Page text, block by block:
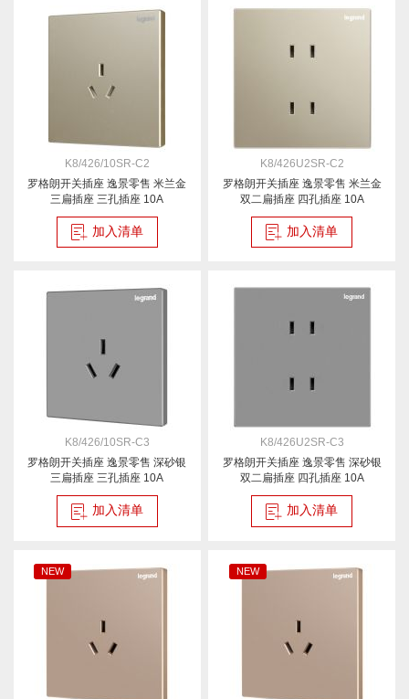
K8/426/10SR-C2
罗格朗开关插座 逸景零售 米兰金
三扁插座 三孔插座 10A
加入清单
K8/426U2SR-C2
罗格朗开关插座 逸景零售 米兰金
双二扁插座 四孔插座 10A
加入清单
K8/426/10SR-C3
罗格朗开关插座 逸景零售 深砂银
三扁插座 三孔插座 10A
加入清单
K8/426U2SR-C3
罗格朗开关插座 逸景零售 深砂银
双二扁插座 四孔插座 10A
加入清单
NEW NEW